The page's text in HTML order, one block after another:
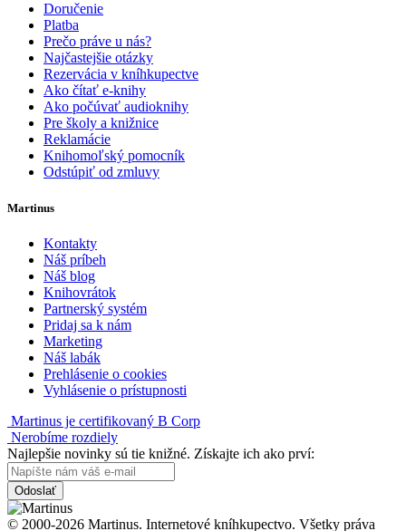
Doručenie
Platba
Prečo práve u nás?
Najčastejšie otázky
Rezervácia v kníhkupectve
Ako čítať e-knihy
Ako počúvať audioknihy
Pre školy a knižnice
Reklamácie
Knihomoľský pomocník
Odstúpiť od zmluvy
Martinus
Kontakty
Náš príbeh
Náš blog
Knihovrátok
Partnerský systém
Pridaj sa k nám
Marketing
Náš labák
Prehlásenie o cookies
Vyhlásenie o prístupnosti
Martinus je certifikovaný B Corp
Nerobíme rozdiely
Najlepšie novinky sú tie knižné. Získajte ich ako prví:
Odoslať
© 2000-2026 Martinus. Internetové kníhkupectvo. Všetky práva